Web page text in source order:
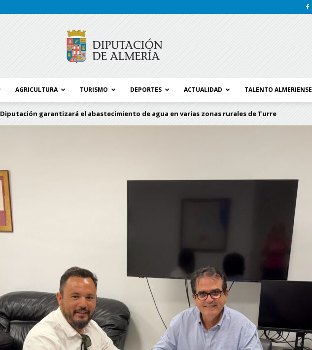
AGRICULTURA TURISMO DEPORTES ACTUALIDAD TALENTO ALMERIENSE
Diputación garantizará el abastecimiento de agua en varias zonas rurales de Turre